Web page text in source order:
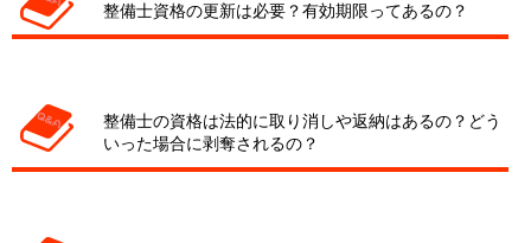
整備士資格の更新は必要？有効期限ってあるの？
整備士の資格は法的に取り消しや返納はあるの？どう
いった場合に剥奪されるの？